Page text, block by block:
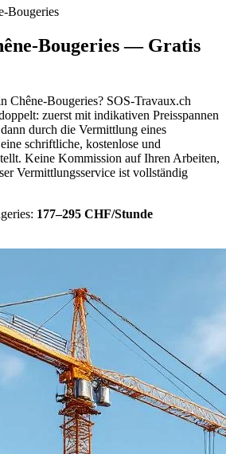
Bougeries
Bougeries — Gratis
Chêne-Bougeries? SOS-Travaux.ch
zuerst mit indikativen Preisspannen
durch die Vermittlung eines
schriftliche, kostenlose und
Keine Kommission auf Ihren Arbeiten,
Vermittlungsservice ist vollständig
177–295 CHF/Stunde